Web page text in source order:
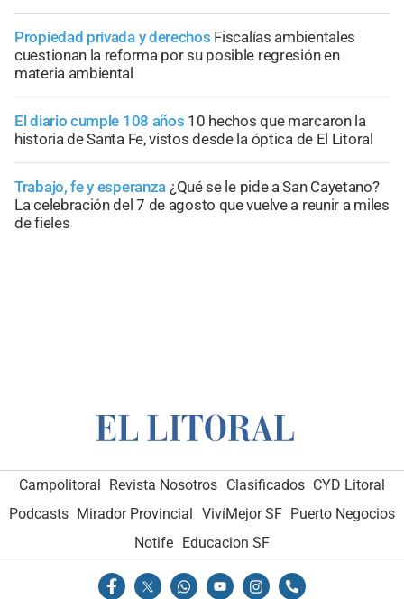
Propiedad privada y derechos Fiscalías ambientales
cuestionan la reforma por su posible regresión en
materia ambiental
El diario cumple 108 años 10 hechos que marcaron la
historia de Santa Fe, vistos desde la óptica de El Litoral
Trabajo, fe y esperanza ¿Qué se le pide a San Cayetano?
La celebración del 7 de agosto que vuelve a reunir a miles
de fieles
Campolitoral Revista Nosotros Clasificados CYD Litoral
Podcasts Mirador Provincial VivíMejor SF Puerto Negocios
Notife Educacion SF